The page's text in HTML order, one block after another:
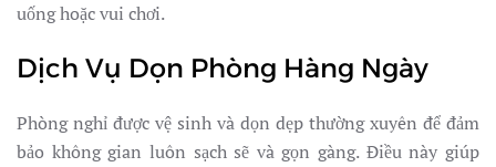
uống hoặc vui chơi.
Dịch Vụ Dọn Phòng Hàng Ngày
Phòng nghỉ được vệ sinh và dọn dẹp thường xuyên để đảm
bảo không gian luôn sạch sẽ và gọn gàng. Điều này giúp